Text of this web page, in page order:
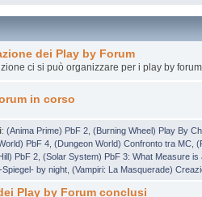
dei Play by Forum
ci si può organizzare per i play by forum
in corso
:(Anima Prime) PbF 2 ,(Burning Wheel) Play By
PbF 4 ,(Dungeon World) Confronto tra MC ,
PbF 2 ,(Solar System) PbF 3: What Measure is
by night ,(Vampiri: La Masquerade)
Play by Forum conclusi